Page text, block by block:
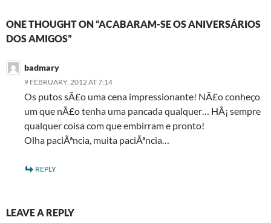
ONE THOUGHT ON “ACABARAM-SE OS ANIVERSÁRIOS
DOS AMIGOS”
badmary
9 FEBRUARY, 2012 AT 7:14
Os putos sÃ£o uma cena impressionante! NÃ£o conheço
um que nÃ£o tenha uma pancada qualquer… HÃ¡ sempre
qualquer coisa com que embirram e pronto!
Olha paciÃªncia, muita paciÃªncia…
REPLY
LEAVE A REPLY